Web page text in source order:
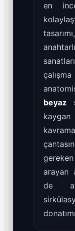
en
beyaz
arayan
de